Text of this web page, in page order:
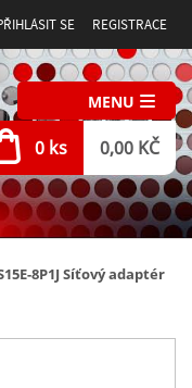
SE REGISTRACE
MENU
0 ks 0,00 KČ
8P1J Síťový adaptér